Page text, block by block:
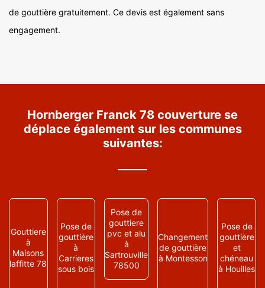
de gouttière gratuitement. Ce devis est également sans
engagement.
Hornberger Franck 78 couverture se
déplace également sur les communes
suivantes:
Gouttiere
à
Maisons
laffitte 78
Pose de
gouttière
à
Carrieres
sous bois
Pose de
gouttiere
pvc et alu
à
Sartrouville
78500
Changement
de gouttière
à Montesson
Pose de
gouttière
et
chéneau
à Houilles